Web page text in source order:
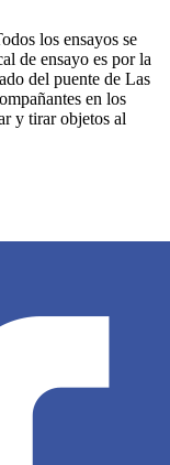
los ensayos se
de ensayo es por la
del puente de Las
en los
y tirar objetos al